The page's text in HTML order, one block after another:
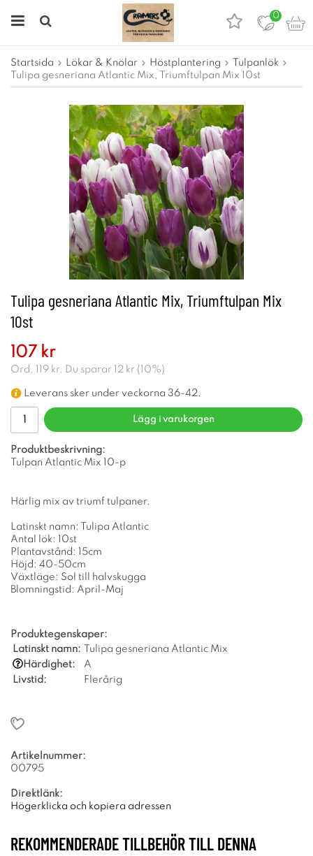
0
Startsida Lökar & Knölar Höstplantering
Tulpanlök
Tulipa gesneriana Atlantic Mix, Triumftulpan Mix 10st
Tulipa gesneriana Atlantic Mix, Triumftulpan Mix
10st
107 kr
Ord. 119 kr. Du sparar 12 kr ( 10%)
Leverans sker under veckorna 36-42.
Lägg i varukorgen
Produktbeskrivning:
Tulpan Atlantic Mix 10-p
Härlig mix av triumf tulpaner.
Latinskt namn: Tulipa Atlantic
Antal lök: 10st
Plantavstånd: 15cm
Höjd: 40-50cm
Växtläge: Sol till halvskugga
Blomningstid: April-Maj
Produktegenskaper:
Latinskt namn: Tulipa gesneriana Atlantic Mix
Härdighet:
A
Livstid:
Flerårig
Artikelnummer:
00795
Direktlänk:
Högerklicka och kopiera adressen
REKOMMENDERADE TILLBEHÖR TILL DENNA